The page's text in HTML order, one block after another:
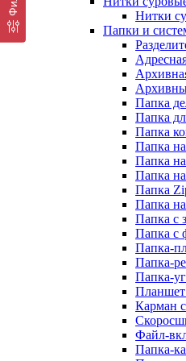
Нитки
Папки и
Папка
Папка
Папка
Папка
Папка
Папка
Папка
Папка
Папка с
Папка с
Папка-
Папка-
Папка-
Карман
Файл-
Папка-